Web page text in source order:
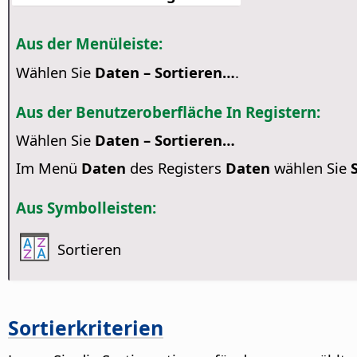
Aus der Menüleiste:
Wählen Sie Daten – Sortieren….
Aus der Benutzeroberfläche In Registern:
Wählen Sie Daten – Sortieren…
Im Menü Daten des Registers Daten wählen Sie
Aus Symbolleisten:
Sortieren
Sortierkriterien